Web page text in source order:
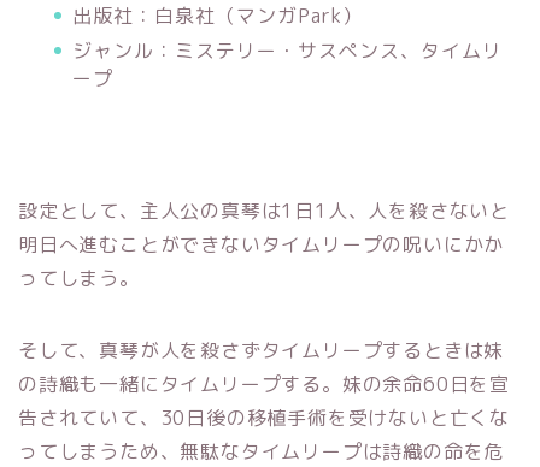
出版社：白泉社（マンガPark）
ジャンル：ミステリー・サスペンス、タイムリ
ープ
設定として、主人公の真琴は1日1人、人を殺さないと
明日へ進むことができないタイムリープの呪いにかか
ってしまう。
そして、真琴が人を殺さずタイムリープするときは妹
の詩織も一緒にタイムリープする。妹の余命60日を宣
告されていて、30日後の移植手術を受けないと亡くな
ってしまうため、無駄なタイムリープは詩織の命を危